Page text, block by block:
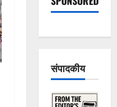
संपादकीय